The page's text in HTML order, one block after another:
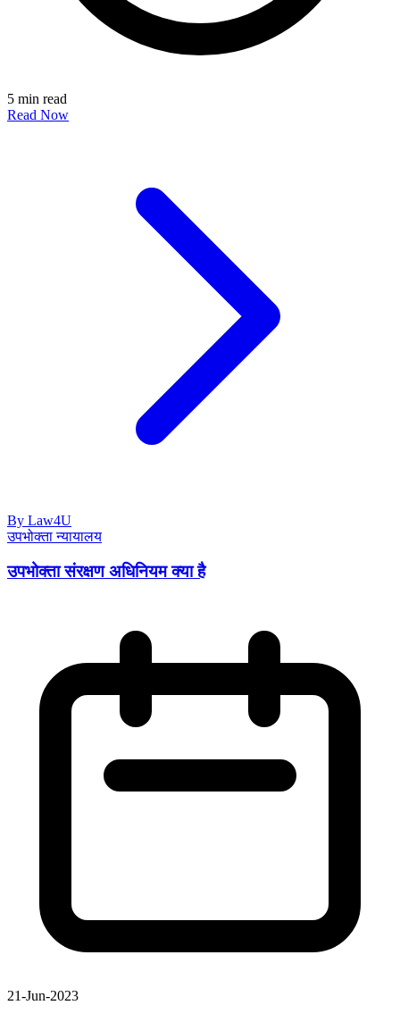
5 min read
Read Now
By Law4U
उपभोक्ता न्यायालय
उपभोक्ता संरक्षण अधिनियम क्या है
21-Jun-2023